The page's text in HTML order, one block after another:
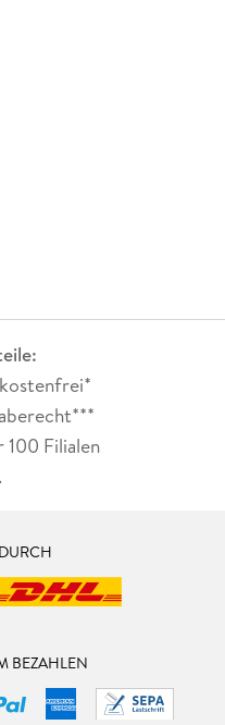
Filialen
BEZAHLEN